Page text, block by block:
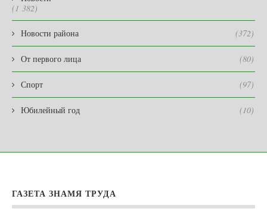
(1 382)
Новости района (372)
От первого лица (80)
Спорт (97)
Юбилейный год (10)
ГАЗЕТА ЗНАМЯ ТРУДА